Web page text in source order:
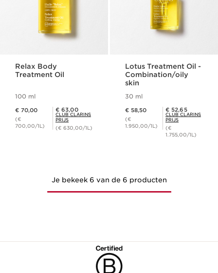
Relax Body
Treatment Oil
100 ml
€ 70,00
(€
700,00/1L)
Club Clarins Prijs € 63,00
€ 63,00
CLUB CLARINS
PRIJS
(€ 630,00/1L)
Lotus Treatment Oil -
Combination/oily
skin
30 ml
€ 58,50
(€
1.950,00/1L)
Club Clarins Prijs € 52,65
€ 52,65
CLUB CLARINS
PRIJS
(€
1.755,00/1L)
Je bekeek 6 van de 6 producten